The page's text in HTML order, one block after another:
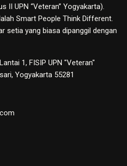
II UPN “Veteran” Yogyakarta).
Smart People Think Different.
setia yang biasa dipanggil dengan
1, FISIP UPN "Veteran"
Yogyakarta 55281